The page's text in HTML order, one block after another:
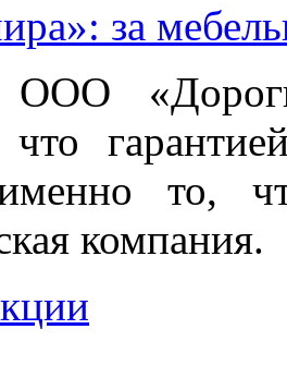
за
ООО
что
то,
компания.